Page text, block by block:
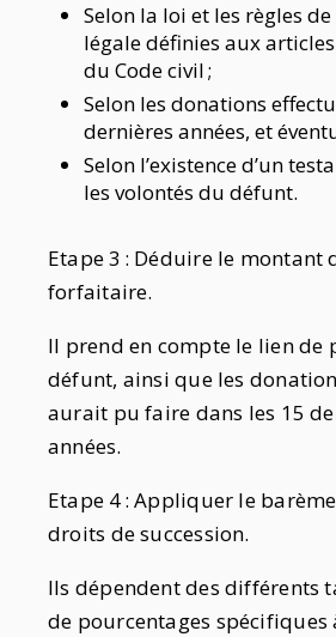
Selon la loi et les règles
légale définies aux
du Code civil ;
Selon les donations
dernières années, et
Selon l’existence d’un
les volontés du défunt.
Etape 3 : Déduire le montant
forfaitaire.
Il prend en compte le lien de
défunt, ainsi que les
aurait pu faire dans les 15
années.
Etape 4 : Appliquer le
droits de succession.
Ils dépendent des différents
de pourcentages spécifiques